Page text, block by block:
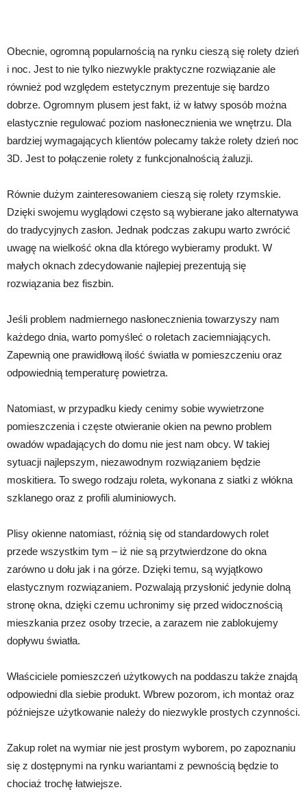
Obecnie, ogromną popularnością na rynku cieszą się rolety dzień
i noc. Jest to nie tylko niezwykle praktyczne rozwiązanie ale
również pod względem estetycznym prezentuje się bardzo
dobrze. Ogromnym plusem jest fakt, iż w łatwy sposób można
elastycznie regulować poziom nasłonecznienia we wnętrzu. Dla
bardziej wymagających klientów polecamy także rolety dzień noc
3D. Jest to połączenie rolety z funkcjonalnością żaluzji.
Równie dużym zainteresowaniem cieszą się rolety rzymskie.
Dzięki swojemu wyglądowi często są wybierane jako alternatywa
do tradycyjnych zasłon. Jednak podczas zakupu warto zwrócić
uwagę na wielkość okna dla którego wybieramy produkt. W
małych oknach zdecydowanie najlepiej prezentują się
rozwiązania bez fiszbin.
Jeśli problem nadmiernego nasłonecznienia towarzyszy nam
każdego dnia, warto pomyśleć o roletach zaciemniających.
Zapewnią one prawidłową ilość światła w pomieszczeniu oraz
odpowiednią temperaturę powietrza.
Natomiast, w przypadku kiedy cenimy sobie wywietrzone
pomieszczenia i częste otwieranie okien na pewno problem
owadów wpadających do domu nie jest nam obcy. W takiej
sytuacji najlepszym, niezawodnym rozwiązaniem będzie
moskitiera. To swego rodzaju roleta, wykonana z siatki z włókna
szklanego oraz z profili aluminiowych.
Plisy okienne natomiast, różnią się od standardowych rolet
przede wszystkim tym – iż nie są przytwierdzone do okna
zarówno u dołu jak i na górze. Dzięki temu, są wyjątkowo
elastycznym rozwiązaniem. Pozwalają przysłonić jedynie dolną
stronę okna, dzięki czemu uchronimy się przed widocznością
mieszkania przez osoby trzecie, a zarazem nie zablokujemy
dopływu światła.
Właściciele pomieszczeń użytkowych na poddaszu także znajdą
odpowiedni dla siebie produkt. Wbrew pozorom, ich montaż oraz
późniejsze użytkowanie należy do niezwykle prostych czynności.
Zakup rolet na wymiar nie jest prostym wyborem, po zapoznaniu
się z dostępnymi na rynku wariantami z pewnością będzie to
chociaż trochę łatwiejsze.